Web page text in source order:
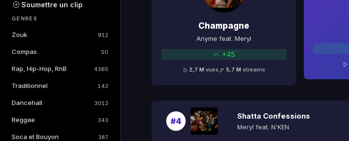
Soumettre un clip
GENRES
Zouk 912
Compas 50
Rap, Hip-Hop, RnB 4365
Traditionnel 142
Dancehall 3012
Reggae 343
Soca et Bouyon 387
Champagne
Anyme feat. Meryl
+45
2,7 Mvues 5,7 M streams
#4
Shatta Confessions
Meryl feat. N'KEN